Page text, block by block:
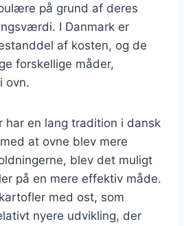
på grund af deres
I Danmark er
af kosten, og de
forskellige måder,
ovn.
har en lang tradition i dansk
at ovne blev mere
blev det muligt
på en mere effektiv måde.
med ost, som
nyere udvikling, der